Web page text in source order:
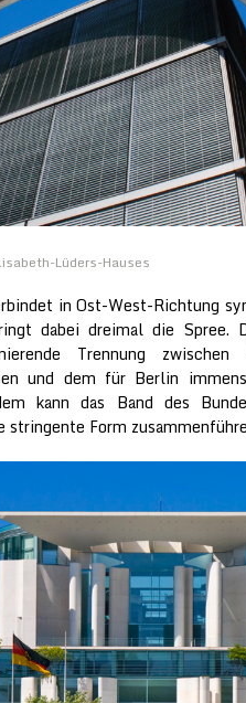
Lüders-Hauses
in Ost-West-Richtung
dabei dreimal die Spree.
Trennung
und dem für Berlin
kann das Band des
Form